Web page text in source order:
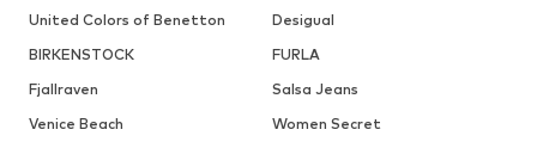
United Colors of Benetton
Desigual
BIRKENSTOCK
FURLA
Fjallraven
Salsa Jeans
Venice Beach
Women Secret